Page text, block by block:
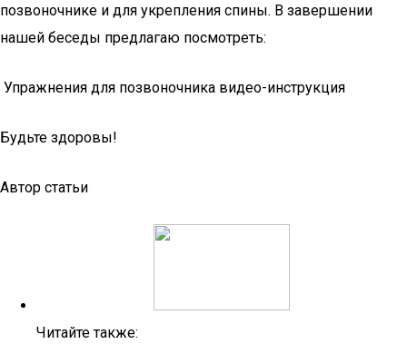
позвоночнике и для укрепления спины. В завершении
нашей беседы предлагаю посмотреть:
Упражнения для позвоночника видео-инструкция
Будьте здоровы!
Автор статьи
Читайте также: